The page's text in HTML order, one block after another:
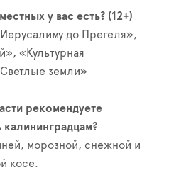
у вас есть? (12+)
до Прегеля»,
«Культурная
земли»
рекомендуете
калининградцам?
морозной, снежной и
косе.